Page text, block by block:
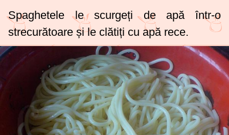
Spaghetele le scurgeți de apă într-o
strecurătoare și le clătiți cu apă rece.